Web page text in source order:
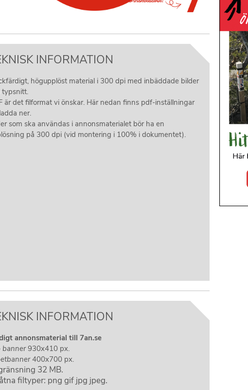
INFORMATION
högupplöst material i 300 dpi med inbäddade bilder
typsnitt.
är det filformat vi önskar. Här nedan finns pdf-inställningar
ner.
som ska användas i annonsmaterialet bör ha en
på 300 dpi (vid montering i 100% i dokumentet).
INFORMATION
annonsmaterial till 7an.se
banner930x410 px.
400x700 px.
32 MB.
filtyper: png gif jpg jpeg.